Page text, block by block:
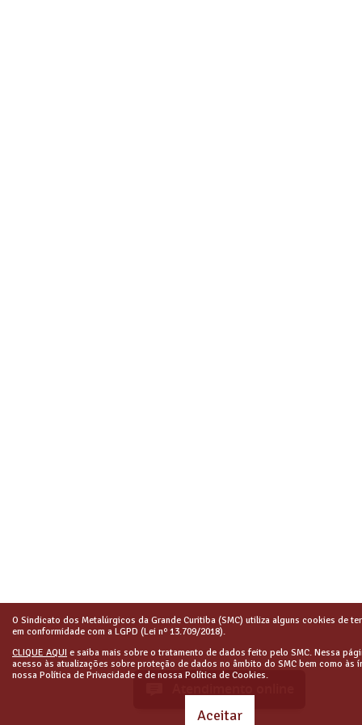
O Sindicato dos Metalúrgicos da Grande Curitiba (SMC) utiliza alguns cookies de
em conformidade com a LGPD (Lei nº 13.709/2018).
CLIQUE AQUI e saiba mais sobre o tratamento de dados feito pelo SMC. Nessa
acesso às atualizações sobre proteção de dados no âmbito do SMC bem como às
nossa Política de Privacidade e de nossa Política de Cookies.
Aceitar